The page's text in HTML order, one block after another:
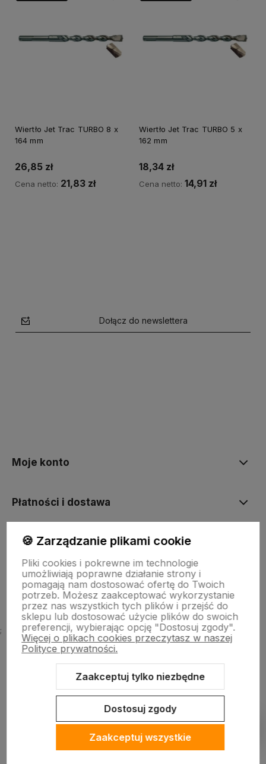
Wiertło Jet Trac TURBO 8 x
164 mm
26,85 zł
Cena netto: 21,83 zł
Wiertło Jet Trac TURBO 5 x
162 mm
18,34 zł
Cena netto: 14,91 zł
Dołącz do newslettera
Moje konto
Płatności i dostawa
Informacje
O firmie
;
Sklep internetowy Shoper Premium
Szablon Shoper Modern 3.0™
🍪 Zarządzanie plikami cookie
Pliki cookies i pokrewne im technologie
umożliwiają poprawne działanie strony i
pomagają nam dostosować ofertę do Twoich
potrzeb. Możesz zaakceptować wykorzystanie
przez nas wszystkich tych plików i przejść do
sklepu lub dostosować użycie plików do swoich
preferencji, wybierając opcję "Dostosuj zgody".
Więcej o plikach cookies przeczytasz w naszej
Polityce prywatności.
Zaakceptuj tylko niezbędne
Dostosuj zgody
Zaakceptuj wszystkie